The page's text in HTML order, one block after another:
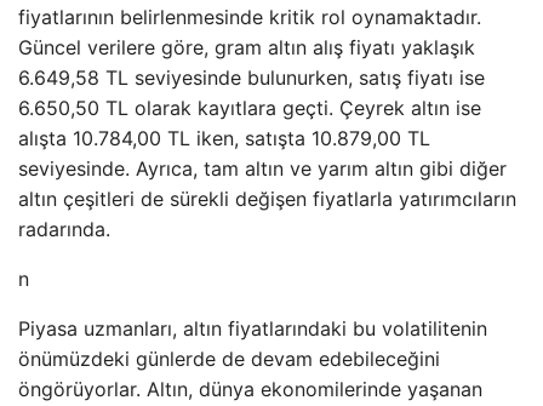
fiyatlarının belirlenmesinde kritik rol oynamaktadır.
Güncel verilere göre, gram altın alış fiyatı yaklaşık
6.649,58 TL seviyesinde bulunurken, satış fiyatı ise
6.650,50 TL olarak kayıtlara geçti. Çeyrek altın ise
alışta 10.784,00 TL iken, satışta 10.879,00 TL
seviyesinde. Ayrıca, tam altın ve yarım altın gibi diğer
altın çeşitleri de sürekli değişen fiyatlarla yatırımcıların
radarında.
n
Piyasa uzmanları, altın fiyatlarındaki bu volatilitenin
önümüzdeki günlerde de devam edebileceğini
öngörüyorlar. Altın, dünya ekonomilerinde yaşanan